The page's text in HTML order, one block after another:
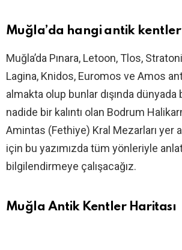
Muğla’da hangi antik
Muğla’da Pınara, Letoon, Tlos,
Lagina, Knidos, Euromos ve Amos
almakta olup bunlar dışında
nadide bir kalıntı olan Bodrum
Amintas (Fethiye) Kral Mezarları yer
için bu yazımızda tüm yönleriyle
bilgilendirmeye çalışacağız.
Muğla Antik Kentler Haritası